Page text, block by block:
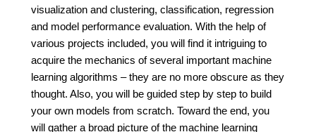
visualization and clustering, classification, regression
and model performance evaluation. With the help of
various projects included, you will find it intriguing to
acquire the mechanics of several important machine
learning algorithms – they are no more obscure as they
thought. Also, you will be guided step by step to build
your own models from scratch. Toward the end, you
will gather a broad picture of the machine learning